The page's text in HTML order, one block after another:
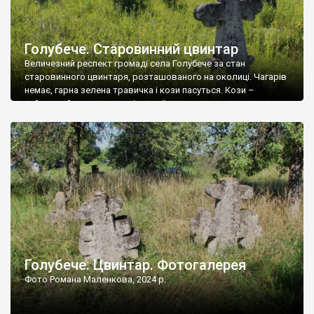
Голубече. Старовинний цвинтар
Величезний респект громаді села Голубече за стан
старовинного цвинтаря, розташованого на околиці. Чагарів
немає, гарна зелена травичка і кози пасуться. Кози –
найкращий регулятор шкідливої, для старих кладовищ,
бруньками, кози ті бруньки обгризають, бо то улюблений
делікатес. На цвинтарі у Голубечому ціла колекція
різноманітних форм хрестів. Село відносно невелике, […]
Голубече. Цвинтар. Фотогалерея
Фото Романа Маленкова, 2024 р.